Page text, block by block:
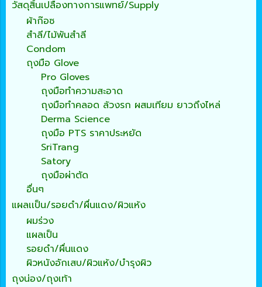
วัสดุสิ้นเปลืองทางการแพทย์/Supply
ผ้าก๊อซ
สำลี/ไม้พันสำลี
Condom
ถุงมือ Glove
Pro Gloves
ถุงมือทำความสะอาด
ถุงมือทำคลอด ล้วงรก ผสมเทียม ยาวถึงไหล่
Derma Science
ถุงมือ PTS ราคาประหยัด
SriTrang
Satory
ถุงมือผ่าตัด
อื่นๆ
แผลเเป็น/รอยดำ/ผื่นแดง/ผิวแห้ง
ผมร่วง
แผลเป็น
รอยดำ/ผื่นแดง
ผิวหนังอักเสบ/ผิวแห้ง/บำรุงผิว
ถุงน่อง/ถุงเท้า